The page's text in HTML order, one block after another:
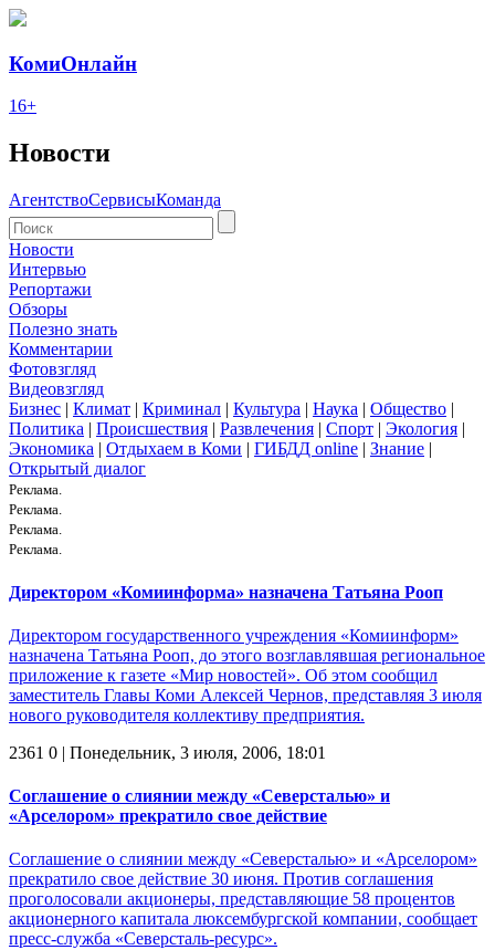
КомиОнлайн
16+
Новости
АгентствоСервисыКоманда
Новости
Интервью
Репортажи
Обзоры
Полезно знать
Комментарии
Фотовзгляд
Видеовзгляд
Бизнес | Климат | Криминал | Культура | Наука | Общество |
Политика | Происшествия | Развлечения | Спорт | Экология |
Экономика | Отдыхаем в Коми | ГИБДД online | Знание |
Открытый диалог
Реклама.
Реклама.
Реклама.
Реклама.
Директором «Комиинформа» назначена Татьяна Рооп
Директором государственного учреждения «Комиинформ»
назначена Татьяна Рооп, до этого возглавлявшая региональное
приложение к газете «Мир новостей». Об этом сообщил
заместитель Главы Коми Алексей Чернов, представляя 3 июля
нового руководителя коллективу предприятия.
2361 0 | Понедельник, 3 июля, 2006, 18:01
Соглашение о слиянии между «Северсталью» и
«Арселором» прекратило свое действие
Соглашение о слиянии между «Северсталью» и «Арселором»
прекратило свое действие 30 июня. Против соглашения
проголосовали акционеры, представляющие 58 процентов
акционерного капитала люксембургской компании, сообщает
пресс-служба «Северсталь-ресурс».